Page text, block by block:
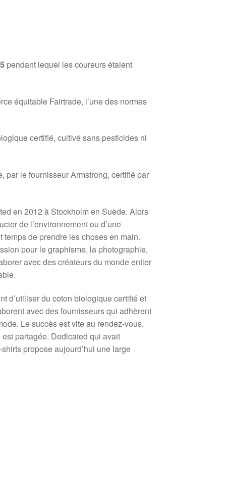
pendant lequel les coureurs étaient
équitable Fairtrade, l’une des normes
certifié, cultivé sans pesticides ni
par le fournisseur Armstrong, certifié par
en 2012 à Stockholm en Suède. Alors
de l’environnement ou d’une
de prendre les choses en main.
pour le graphisme, la photographie,
avec des créateurs du monde entier
d’utiliser du coton biologique certifié et
avec des fournisseurs qui adhèrent
Le succès est vite au rendez-vous,
partagée. Dedicated qui avait
propose aujourd’hui une large